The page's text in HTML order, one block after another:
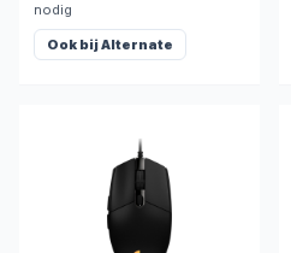
nodig
Ook bijAlternate